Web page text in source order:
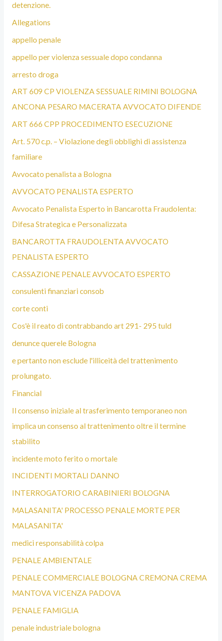
detenzione.
Allegations
appello penale
appello per violenza sessuale dopo condanna
arresto droga
ART 609 CP VIOLENZA SESSUALE RIMINI BOLOGNA
ANCONA PESARO MACERATA AVVOCATO DIFENDE
ART 666 CPP PROCEDIMENTO ESECUZIONE
Art. 570 c.p. – Violazione degli obblighi di assistenza
familiare
Avvocato penalista a Bologna
AVVOCATO PENALISTA ESPERTO
Avvocato Penalista Esperto in Bancarotta Fraudolenta:
Difesa Strategica e Personalizzata
BANCAROTTA FRAUDOLENTA AVVOCATO
PENALISTA ESPERTO
CASSAZIONE PENALE AVVOCATO ESPERTO
consulenti finanziari consob
corte conti
Cos'è il reato di contrabbando art 291- 295 tuld
denunce querele Bologna
e pertanto non esclude l'illiceità del trattenimento
prolungato.
Financial
Il consenso iniziale al trasferimento temporaneo non
implica un consenso al trattenimento oltre il termine
stabilito
incidente moto ferito o mortale
INCIDENTI MORTALI DANNO
INTERROGATORIO CARABINIERI BOLOGNA
MALASANITA' PROCESSO PENALE MORTE PER
MALASANITA'
medici responsabilità colpa
PENALE AMBIENTALE
PENALE COMMERCIALE BOLOGNA CREMONA CREMA
MANTOVA VICENZA PADOVA
PENALE FAMIGLIA
penale industriale bologna